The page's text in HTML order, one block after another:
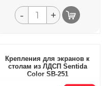
- +
Крепления для экранов к
столам из ЛДСП Sentida
Color SB-251